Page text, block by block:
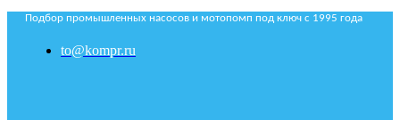
Подбор промышленных насосов и мотопомп под ключ с 1995 года
to@kompr.ru